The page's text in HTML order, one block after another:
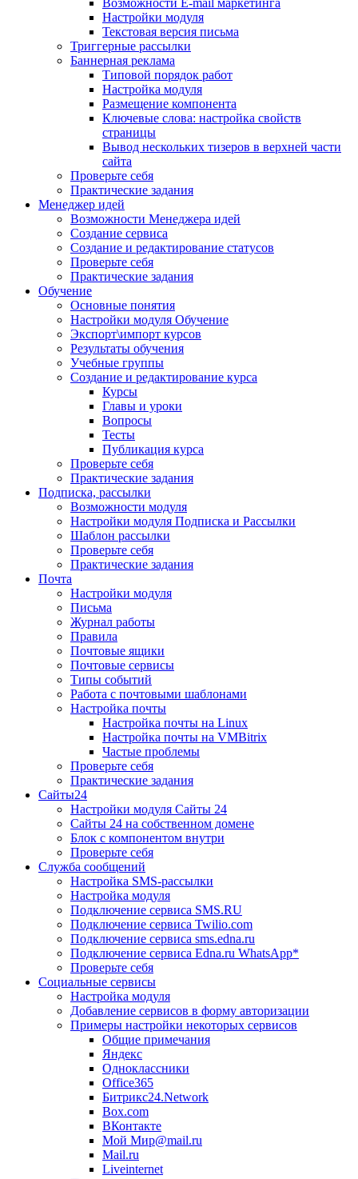
Возможности E-mail маркетинга
Настройки модуля
Текстовая версия письма
Триггерные рассылки
Баннерная реклама
Типовой порядок работ
Настройка модуля
Размещение компонента
Ключевые слова: настройка свойств
страницы
Вывод нескольких тизеров в верхней части
сайта
Проверьте себя
Практические задания
Менеджер идей
Возможности Менеджера идей
Создание сервиса
Создание и редактирование статусов
Проверьте себя
Практические задания
Обучение
Основные понятия
Настройки модуля Обучение
Экспорт\импорт курсов
Результаты обучения
Учебные группы
Создание и редактирование курса
Курсы
Главы и уроки
Вопросы
Тесты
Публикация курса
Проверьте себя
Практические задания
Подписка, рассылки
Возможности модуля
Настройки модуля Подписка и Рассылки
Шаблон рассылки
Проверьте себя
Практические задания
Почта
Настройки модуля
Письма
Журнал работы
Правила
Почтовые ящики
Почтовые сервисы
Типы событий
Работа с почтовыми шаблонами
Настройка почты
Настройка почты на Linux
Настройка почты на VMBitrix
Частые проблемы
Проверьте себя
Практические задания
Сайты24
Настройки модуля Сайты 24
Сайты 24 на собственном домене
Блок с компонентом внутри
Проверьте себя
Служба сообщений
Настройка SMS-рассылки
Настройка модуля
Подключение сервиса SMS.RU
Подключение сервиса Twilio.com
Подключение сервиса sms.edna.ru
Подключение сервиса Edna.ru WhatsApp*
Проверьте себя
Социальные сервисы
Настройка модуля
Добавление сервисов в форму авторизации
Примеры настройки некоторых сервисов
Общие примечания
Яндекс
Одноклассники
Office365
Битрикс24.Network
Box.com
ВКонтакте
Мой Мир@mail.ru
Mail.ru
Liveinternet